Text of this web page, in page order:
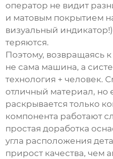
оператор не видит
и матовым покрытием
визуальный
теряются.
Поэтому, возвращаясь
не сама машина, а
технология + человек.
отличный материал, но
раскрывается только
компонента работают
простая доработка
угла расположения
прирост качества, чем